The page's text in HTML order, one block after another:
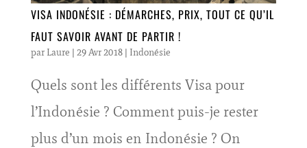
VISA INDONÉSIE : DÉMARCHES, PRIX, TOUT CE QU’IL
FAUT SAVOIR AVANT DE PARTIR !
par Laure | 29 Avr 2018| Indonésie
Quels sont les différents Visa pour
l’Indonésie ? Comment puis-je rester
plus d’un mois en Indonésie ? On